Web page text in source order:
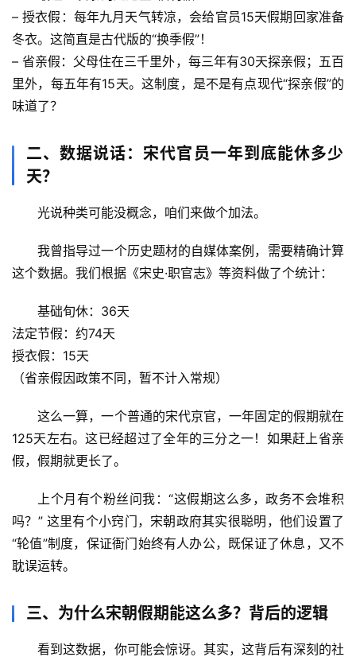
专
题
自
物
人
秘
– 授衣假 ：每年九月天气转凉，会给官员15天假期回家准备
冬衣。这简直是古代版的“换季假”！
– 省亲假 ：父母住在三千里外，每三年有30天探亲假；五百
里外，每五年有15天。这制度，是不是有点现代“探亲假”的
味道了？
二、数据说话：宋代官员一年到底能休多少
天？
光说种类可能没概念，咱们来做个加法。
我曾指导过一个历史题材的自媒体案例，需要精确计算
这个数据。我们根据《宋史·职官志》等资料做了个统计：
基础旬休：36天
法定节假 ：约74天
授衣假 ：15天
（省亲假因政策不同，暂不计入常规）
这么一算，一个普通的宋代京官，一年固定的假期就在
125天左右。这已经超过了全年的三分之一！如果赶上省亲
假，假期就更长了。
上个月有个粉丝问我：“这假期这么多，政务不会堆积
吗？” 这里有个小窍门，宋朝政府其实很聪明，他们设置了
“轮值”制度，保证衙门始终有人办公，既保证了休息，又不
耽误运转。
三、为什么宋朝假期能这么多？背后的逻辑
看到这数据，你可能会惊讶。其实，这背后有深刻的社